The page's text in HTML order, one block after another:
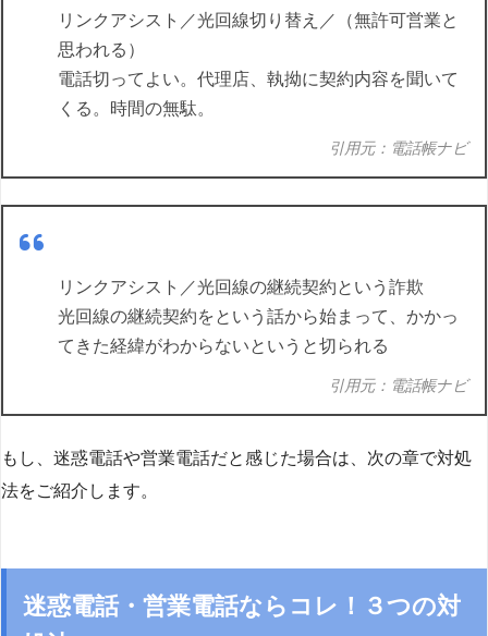
リンクアシスト／光回線切り替え／（無許可営業と
思われる）
電話切ってよい。代理店、執拗に契約内容を聞いて
くる。時間の無駄。
引用元：電話帳ナビ
リンクアシスト／光回線の継続契約という詐欺
光回線の継続契約をという話から始まって、かかっ
てきた経緯がわからないというと切られる
引用元：電話帳ナビ
もし、迷惑電話や営業電話だと感じた場合は、次の章で対処
法をご紹介します。
迷惑電話・営業電話ならコレ！３つの対